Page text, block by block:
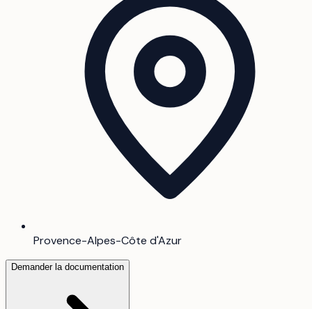
Provence-Alpes-Côte d'Azur
Demander la documentation